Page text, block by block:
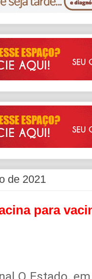
de 2021
para